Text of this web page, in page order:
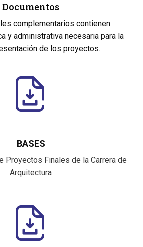
Documentos
complementarios contienen
y administrativa necesaria para la
de los proyectos.
BASES
Proyectos Finales de la Carrera de
Arquitectura